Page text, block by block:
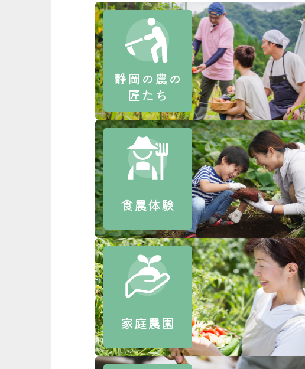
静岡の農の
匠たち
食農体験
家庭農園